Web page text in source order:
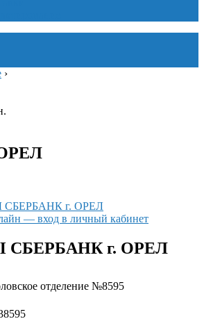
›
г. ОРЕЛ
— вход в личный кабинет
г. ОРЕЛ
отделение №8595